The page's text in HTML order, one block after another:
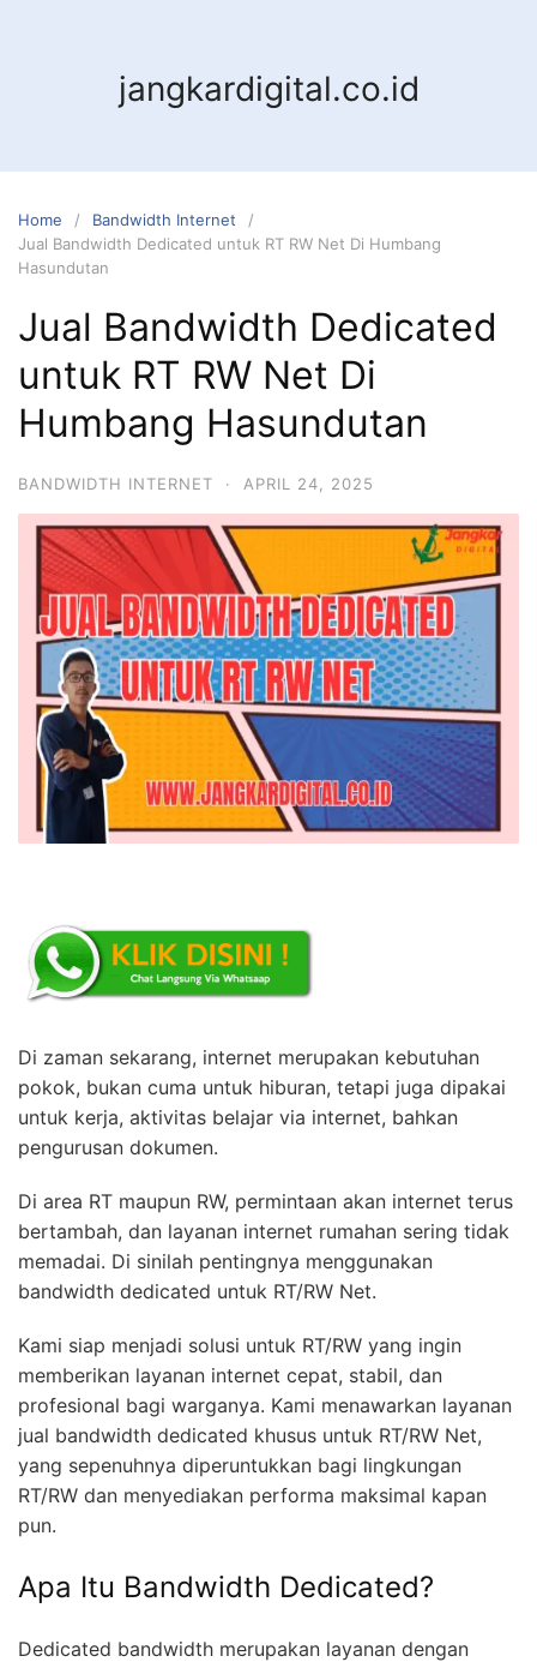
jangkardigital.co.id
Home
Bandwidth Internet
Jual Bandwidth Dedicated untuk RT RW Net Di Humbang
Hasundutan
Jual Bandwidth Dedicated
untuk RT RW Net Di
Humbang Hasundutan
BANDWIDTH INTERNET · APRIL 24, 2025
Di zaman sekarang, internet merupakan kebutuhan
pokok, bukan cuma untuk hiburan, tetapi juga dipakai
untuk kerja, aktivitas belajar via internet, bahkan
pengurusan dokumen.
Di area RT maupun RW, permintaan akan internet terus
bertambah, dan layanan internet rumahan sering tidak
memadai. Di sinilah pentingnya menggunakan
bandwidth dedicated untuk RT/RW Net.
Kami siap menjadi solusi untuk RT/RW yang ingin
memberikan layanan internet cepat, stabil, dan
profesional bagi warganya. Kami menawarkan layanan
jual bandwidth dedicated khusus untuk RT/RW Net,
yang sepenuhnya diperuntukkan bagi lingkungan
RT/RW dan menyediakan performa maksimal kapan
pun.
Apa Itu Bandwidth Dedicated?
Dedicated bandwidth merupakan layanan dengan